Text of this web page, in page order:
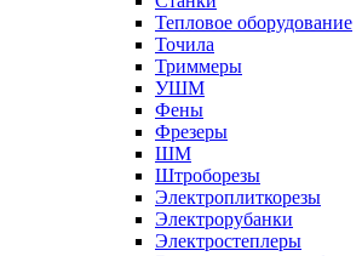
Тепловое оборудование
Точила
Триммеры
УШМ
Фены
Фрезеры
ШМ
Штроборезы
Электроплиткорезы
Электрорубанки
Электростеплеры